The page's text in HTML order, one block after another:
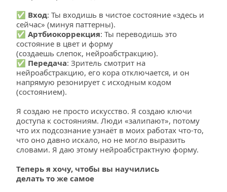
✅ Вход: Ты входишь в чистое состояние «здесь и
сейчас» (минуя паттерны).
✅ Артбиокоррекция: Ты переводишь это
состояние в цвет и форму
(создаешь слепок, нейроабстракцию).
✅ Передача: Зритель смотрит на
нейроабстракцию, его кора отключается, и он
напрямую резонирует с исходным кодом
(состоянием).
Я создаю не просто искусство. Я создаю ключи
доступа к состояниям. Люди «залипают», потому
что их подсознание узнаёт в моих работах что-то,
что оно давно искало, но не могло выразить
словами. Я даю этому нейроабстрактную форму.
Теперь я хочу, чтобы вы научились
делать то же самое